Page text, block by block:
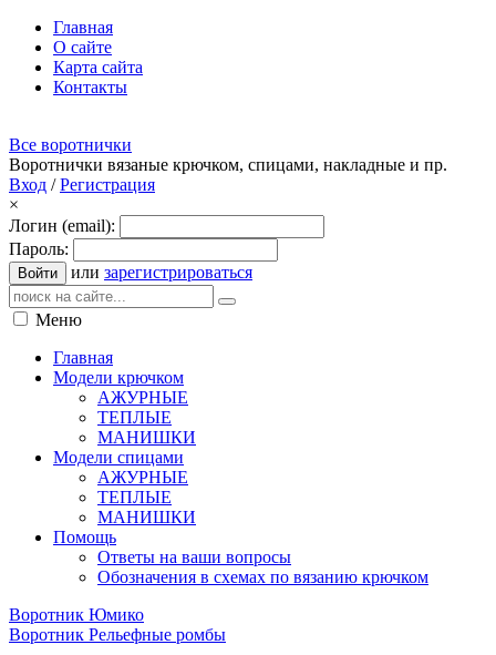
Главная
О сайте
Карта сайта
Контакты
Все воротнички
Воротнички вязаные крючком, спицами, накладные и пр.
Вход /Регистрация
×
Логин (email):
Пароль:
Войти или зарегистрироваться
Меню
Главная
Модели крючком
АЖУРНЫЕ
ТЕПЛЫЕ
МАНИШКИ
Модели спицами
АЖУРНЫЕ
ТЕПЛЫЕ
МАНИШКИ
Помощь
Ответы на ваши вопросы
Обозначения в схемах по вязанию крючком
Воротник Юмико
Воротник Рельефные ромбы